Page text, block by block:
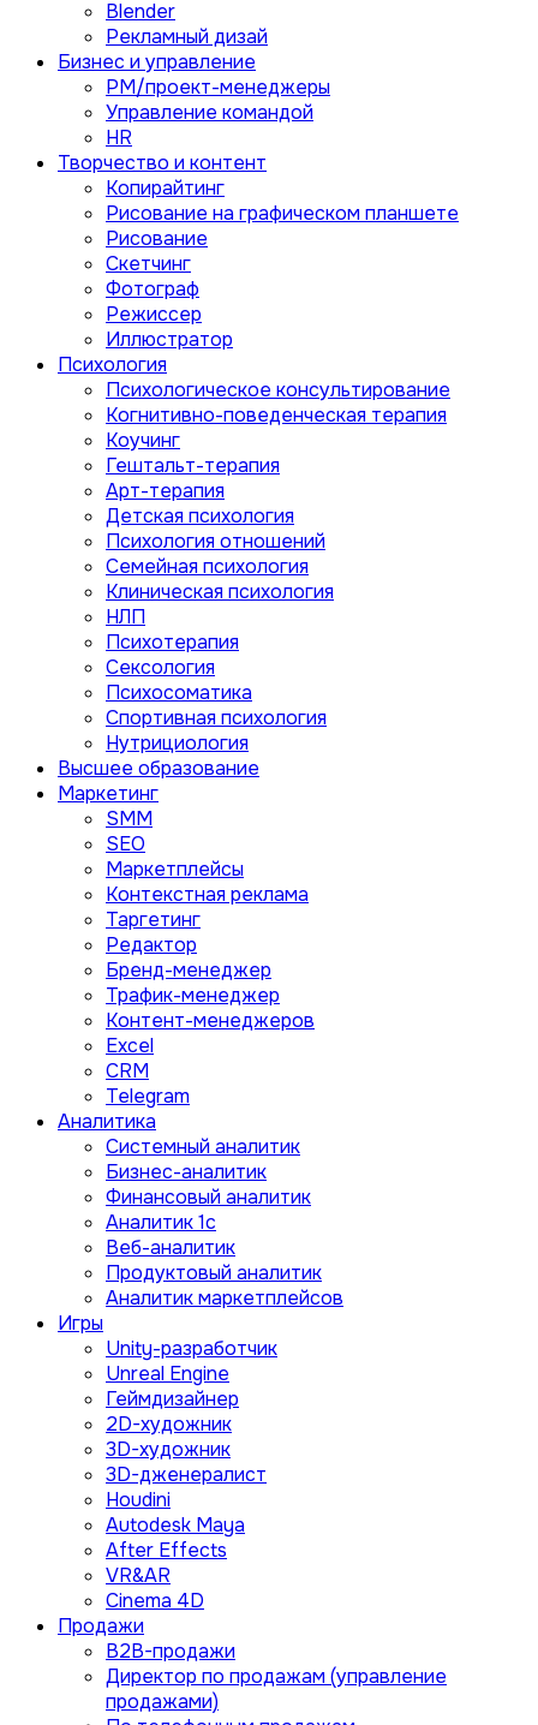
Blender
Рекламный дизай
Бизнес и управление
PM/проект-менеджеры
Управление командой
HR
Творчество и контент
Копирайтинг
Рисование на графическом планшете
Рисование
Скетчинг
Фотограф
Режиссер
Иллюстратор
Психология
Психологическое консультирование
Когнитивно-поведенческая терапия
Коучинг
Гештальт-терапия
Арт-терапия
Детская психология
Психология отношений
Семейная психология
Клиническая психология
НЛП
Психотерапия
Сексология
Психосоматика
Спортивная психология
Нутрициология
Высшее образование
Маркетинг
SMM
SEO
Маркетплейсы
Контекстная реклама
Таргетинг
Редактор
Бренд-менеджер
Трафик-менеджер
Контент-менеджеров
Excel
CRM
Telegram
Аналитика
Системный аналитик
Бизнес-аналитик
Финансовый аналитик
Aналитик 1с
Веб-аналитик
Продуктовый аналитик
Аналитик маркетплейсов
Игры
Unity-разработчик
Unreal Engine
Геймдизайнер
2D-художник
3D-художник
3D-дженералист
Houdini
Autodesk Maya
After Effects
VR&AR
Cinema 4D
Продажи
B2B-продажи
Директор по продажам (управление
продажами)